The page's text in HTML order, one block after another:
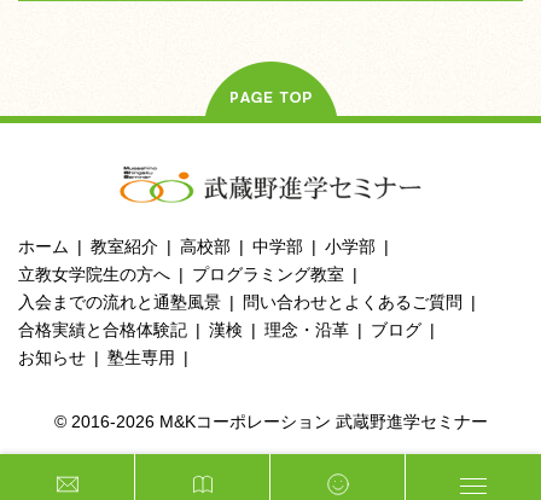
ホーム 教室紹介 高校部 中学部
小学部
立教女学院生の方へ
プログラミング教室
入会までの流れと通塾風景
問い合わせとよくあるご質問
合格実績と合格体験記
漢検 理念・沿革
ブログ
お知らせ
塾生専用
© 2016-2026 M&Kコーポレーション 武蔵野進学セミナー